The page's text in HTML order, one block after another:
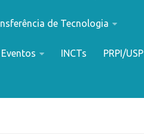
de Tecnologia
Eventos INCTs PRPI/USP